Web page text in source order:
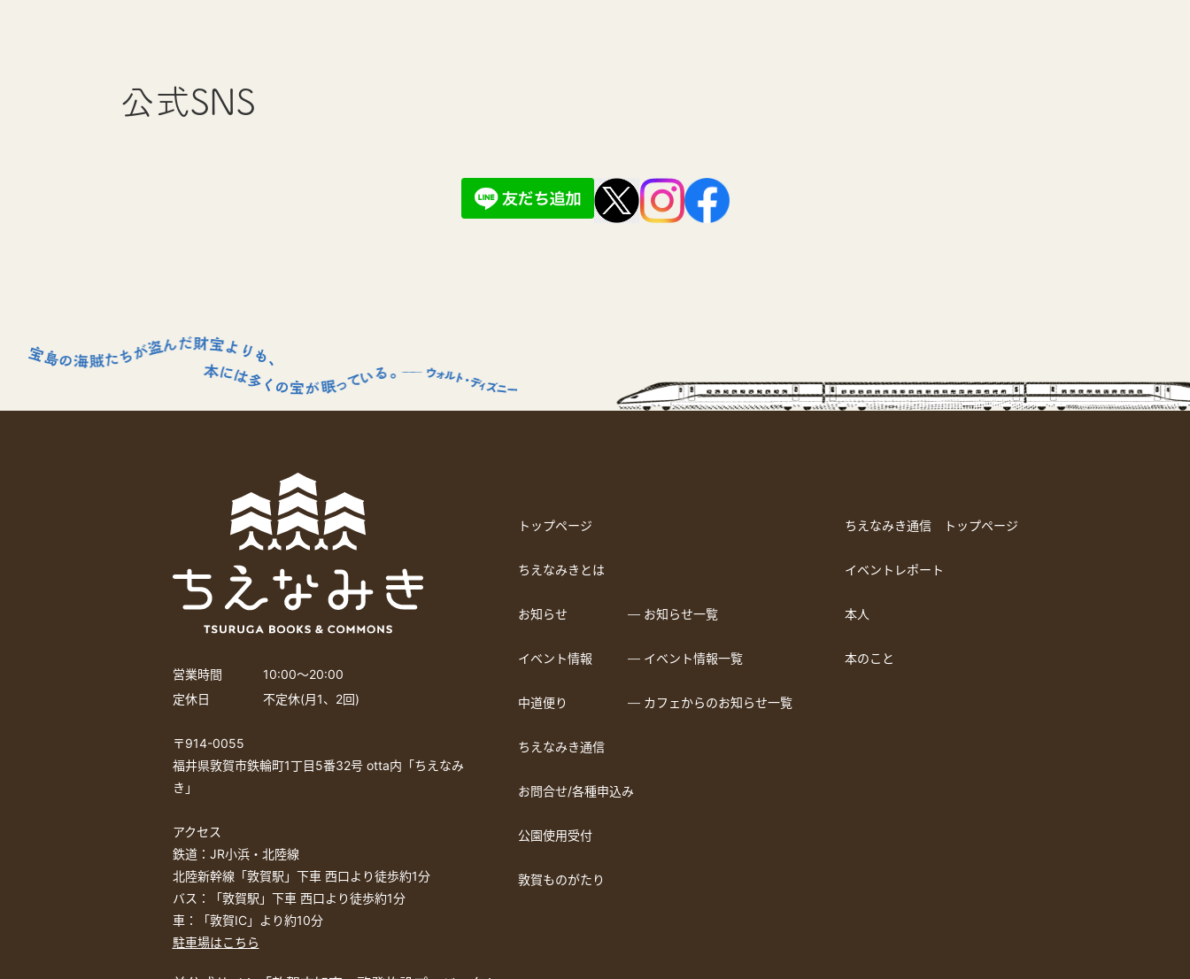
公式SNS
営業時間
10:00〜20:00
定休日
不定休(月1、2回)
〒914-0055
福井県敦賀市鉄輪町1丁目5番32号 otta内「ちえなみ
き」
アクセス
鉄道：JR小浜・北陸線
北陸新幹線「敦賀駅」下車 西口より徒歩約1分
バス：「敦賀駅」下車 西口より徒歩約1分
車：「敦賀IC」より約10分
駐車場はこちら
トップページ
ちえなみきとは
お知らせ ― お知らせ一覧
イベント情報 ― イベント情報一覧
中道便り ― カフェからのお知らせ一覧
ちえなみき通信
お問合せ/各種申込み
公園使用受付
敦賀ものがたり
ちえなみき通信 トップページ
イベントレポート
本人
本のこと